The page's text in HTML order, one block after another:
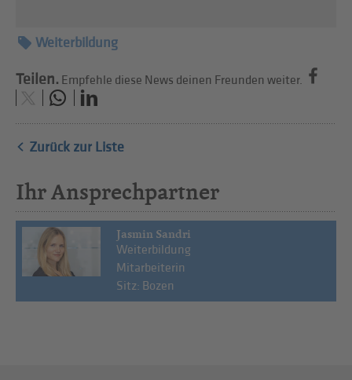
Weiterbildung
Teilen. Empfehle diese News deinen Freunden weiter.
Zurück zur Liste
Ihr Ansprechpartner
Jasmin Sandri
Weiterbildung
Mitarbeiterin
Sitz: Bozen